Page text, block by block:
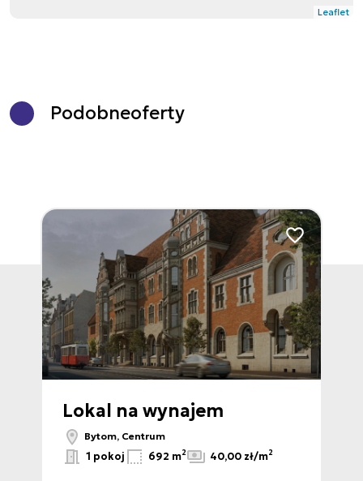
Leaflet
Podobneoferty
Dodaj do
Lokal na wynajem
Bytom, Centrum
1 pokoj 692 m2 40,00 zł/m2